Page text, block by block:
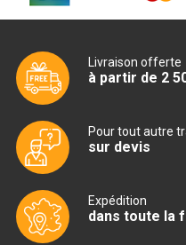
BUFFET CHAUD
CUISINIÈRE
CUISINIÈRE 600
Livraison offerte
à partir de 2
Pour tout autre
sur devis
Expédition
dans toute la